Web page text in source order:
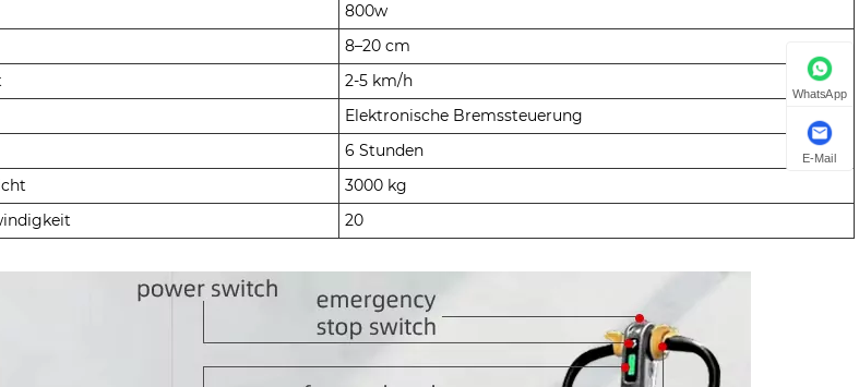
800w
8–20 cm
2-5 km/h
Elektronische Bremssteuerung
6 Stunden
3000 kg
20
WhatsApp
E-Mail